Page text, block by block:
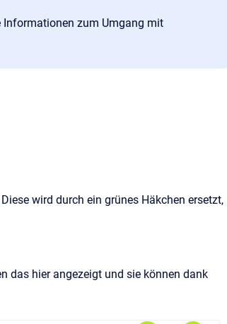
Informationen zum Umgang mit
wird durch ein grünes Häkchen ersetzt,
das hier angezeigt und sie können dank